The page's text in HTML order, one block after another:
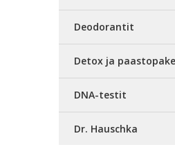
Deodorantit
Detox ja
DNA-testit
Dr. Hauschka